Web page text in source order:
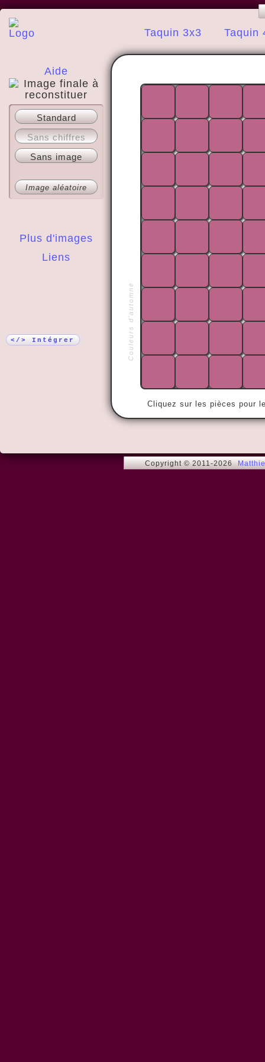
Taquin 3x3 Taquin
Aide
A propos
Plus d'images
Liens
Standard
Sans chiffres
Sans image
Image aléatoire
</> Intégrer Couleurs d'automne
Cliquez sur les pièces pour
Copyright © 2011-2026